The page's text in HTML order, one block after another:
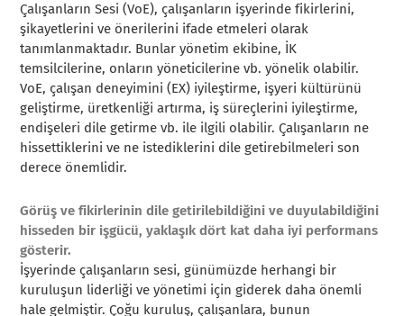
Çalışanların Sesi (VoE), çalışanların işyerinde fikirlerini,
şikayetlerini ve önerilerini ifade etmeleri olarak
tanımlanmaktadır. Bunlar yönetim ekibine, İK
temsilcilerine, onların yöneticilerine vb. yönelik olabilir.
VoE, çalışan deneyimini (EX) iyileştirme, işyeri kültürünü
geliştirme, üretkenliği artırma, iş süreçlerini iyileştirme,
endişeleri dile getirme vb. ile ilgili olabilir. Çalışanların ne
hissettiklerini ve ne istediklerini dile getirebilmeleri son
derece önemlidir.
Görüş ve fikirlerinin dile getirilebildiğini ve duyulabildiğini
hisseden bir işgücü, yaklaşık dört kat daha iyi performans
gösterir.
İşyerinde çalışanların sesi, günümüzde herhangi bir
kuruluşun liderliği ve yönetimi için giderek daha önemli
hale gelmiştir. Çoğu kuruluş, çalışanlara, bunun